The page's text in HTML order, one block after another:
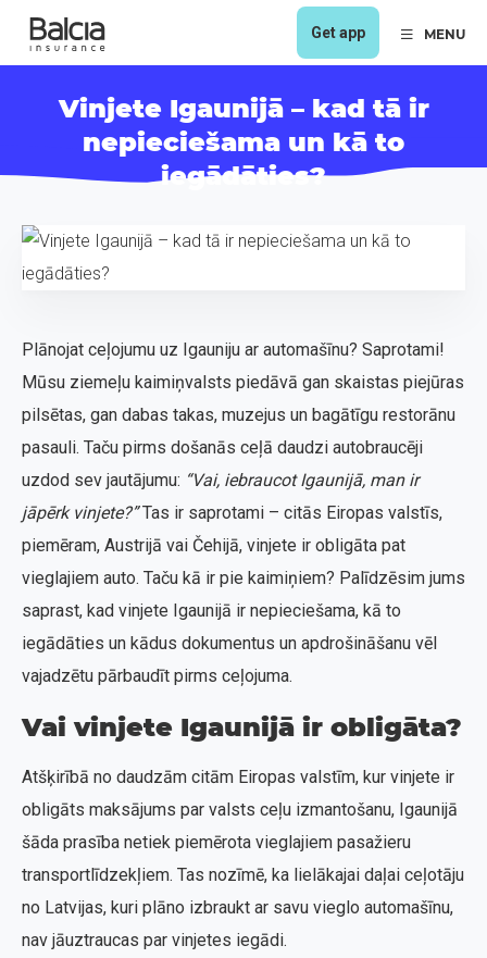
Get app MENU
Vinjete Igaunijā – kad tā ir
nepieciešama un kā to
iegādāties?
Plānojat ceļojumu uz Igauniju ar automašīnu? Saprotami!
Mūsu ziemeļu kaimiņvalsts piedāvā gan skaistas piejūras
pilsētas, gan dabas takas, muzejus un bagātīgu restorānu
pasauli. Taču pirms došanās ceļā daudzi autobraucēji
uzdod sev jautājumu: “Vai, iebraucot Igaunijā, man ir
jāpērk vinjete?”Tas ir saprotami – citās Eiropas valstīs,
piemēram, Austrijā vai Čehijā, vinjete ir obligāta pat
vieglajiem auto. Taču kā ir pie kaimiņiem? Palīdzēsim jums
saprast, kad vinjete Igaunijā ir nepieciešama, kā to
iegādāties un kādus dokumentus un apdrošināšanu vēl
vajadzētu pārbaudīt pirms ceļojuma.
Vai vinjete Igaunijā ir obligāta?
Atšķirībā no daudzām citām Eiropas valstīm, kur vinjete ir
obligāts maksājums par valsts ceļu izmantošanu, Igaunijā
šāda prasība netiek piemērota vieglajiem pasažieru
transportlīdzekļiem. Tas nozīmē, ka lielākajai daļai ceļotāju
no Latvijas, kuri plāno izbraukt ar savu vieglo automašīnu,
nav jāuztraucas par vinjetes iegādi.